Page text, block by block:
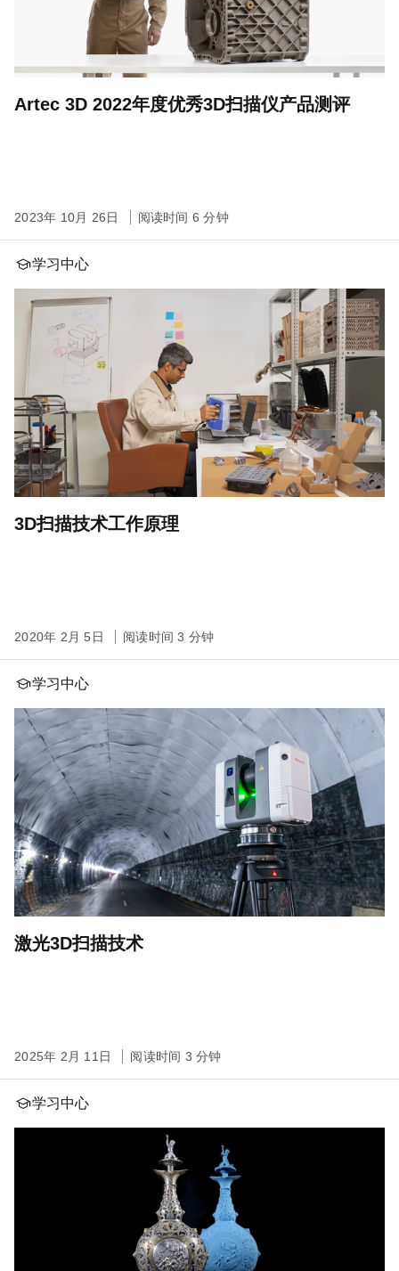
Artec 3D 2022年度优秀3D扫描仪产品测评
2023年 10月 26日 阅读时间 6 分钟
学习中心
3D扫描技术工作原理
2020年 2月 5日 阅读时间 3 分钟
学习中心
激光3D扫描技术
2025年 2月 11日 阅读时间 3 分钟
学习中心